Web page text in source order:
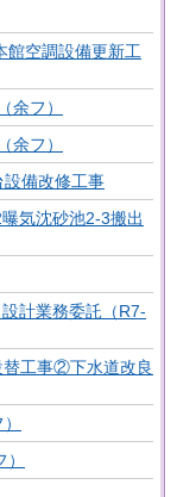
館空調設備更新工
余フ）
余フ）
設備改修工事
気沈砂池2-3搬出
計業務委託（R7-
工事②下水道改良